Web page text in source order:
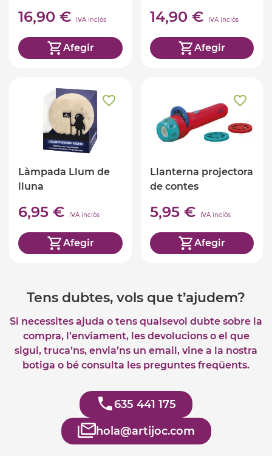
16,90 € IVA inclòs
Afegir
14,90 € IVA inclòs
Afegir
Làmpada Llum de
lluna
6,95 € IVA inclòs
Afegir
Llanterna projectora
de contes
5,95 € IVA inclòs
Afegir
Tens dubtes, vols que t’ajudem?
Si necessites ajuda o tens qualsevol dubte sobre la
compra, l’enviament, les devolucions o el que
sigui, truca’ns, envia’ns un email, vine a la nostra
botiga o bé consulta les preguntes freqüents.
635 441 175
hola@artijoc.com